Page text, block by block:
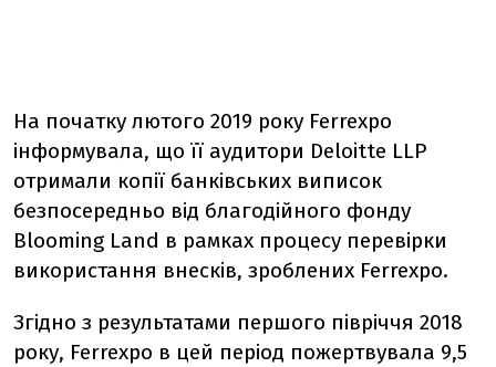
На початку лютого 2019 року Ferrexpo
інформувала, що її аудитори Deloitte LLP
отримали копії банківських виписок
безпосередньо від благодійного фонду
Blooming Land в рамках процесу перевірки
використання внесків, зроблених Ferrexpo.
Згідно з результатами першого півріччя 2018
року, Ferrexpo в цей період пожертвувала 9,5